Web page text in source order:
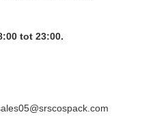
van de
of inspectie door ons.